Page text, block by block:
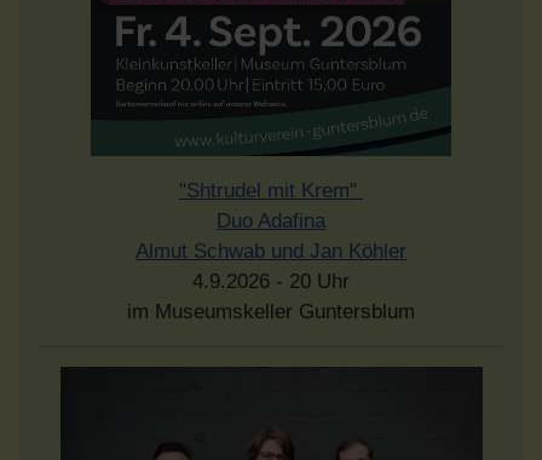
"Shtrudel mit Krem"
Duo Adafina
Almut Schwab und Jan Köhler
4.9.2026 - 20 Uhr
im Museumskeller Guntersblum